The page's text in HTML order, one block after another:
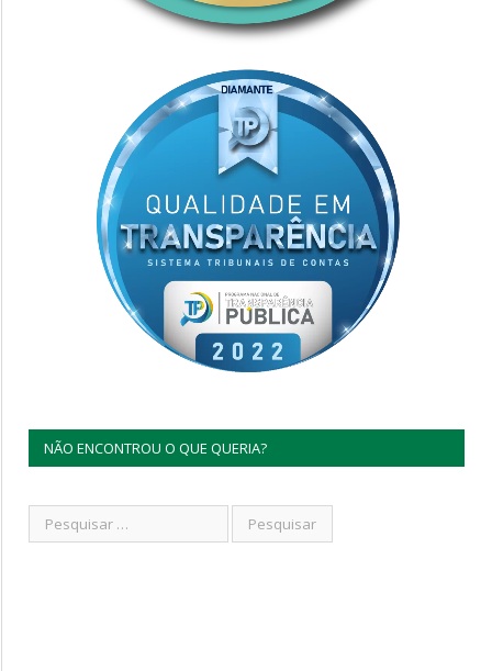
NÃO ENCONTROU O QUE QUERIA?